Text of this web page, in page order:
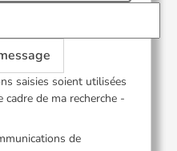
saisies soient utilisées
de ma recherche -
de